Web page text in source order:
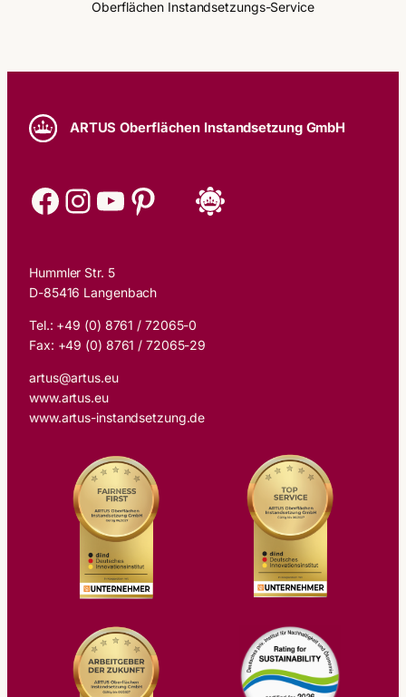
Oberflächen Instandsetzungs-Service
ARTUS Oberflächen Instandsetzung GmbH
Facebook InstagramYouTube Pinterest
Hummler Str. 5
D-85416 Langenbach
Tel.: +49 (0) 8761 / 72065-0
Fax: +49 (0) 8761 / 72065-29
artus@artus.eu
www.artus.eu
www.artus-instandsetzung.de